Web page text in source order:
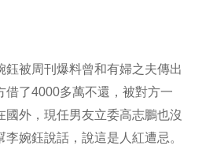
鈺被周刊爆料曾和有婦之夫傳出
借了4000多萬不還，被對方一
國外，現任男友立委高志鵬也沒
婉鈺說話，說這是人紅遭忌。